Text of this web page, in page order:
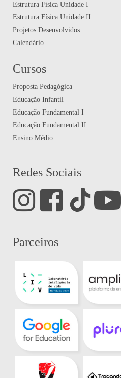
Estrutura Física Unidade I
Estrutura Física Unidade II
Projetos Desenvolvidos
Calendário
Cursos
Proposta Pedagógica
Educação Infantil
Educação Fundamental I
Educação Fundamental II
Ensino Médio
Redes Sociais
Parceiros